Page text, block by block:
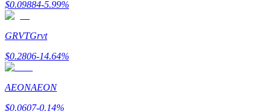
Đối tác Bitrue
$0.09884-5.99%
GRVTGrvt
$0.2806-14.64%
AEONAEON
$0.0607-0.14%